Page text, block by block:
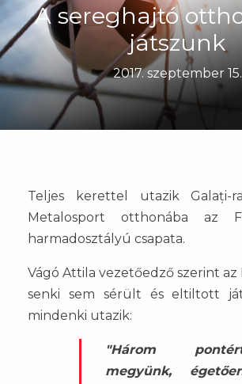
A sereghajtó
játszunk
2017. szeptember 15.
Teljes kerettel utazik Galați-
Metalosport otthonába az
harmadosztályú csapata.
Vágó Attila vezetőedző szerint az
senki sem sérült és eltiltott
mindenki utazik:
"Három
megyünk,